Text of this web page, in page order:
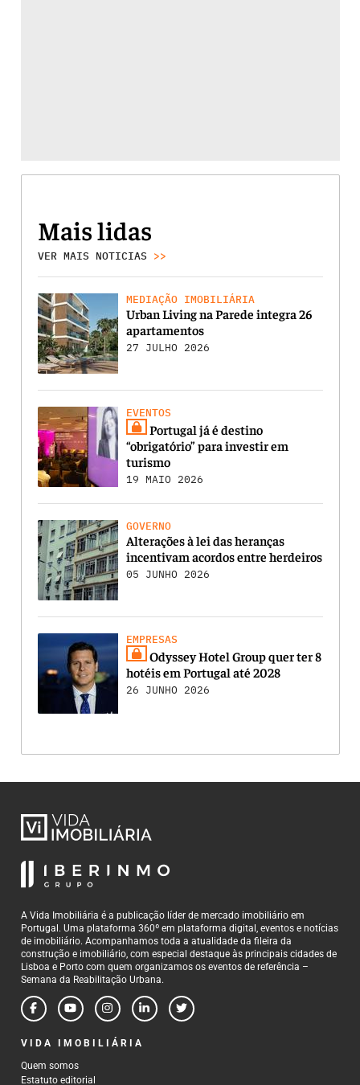
Mais lidas
VER MAIS NOTICIAS >>
MEDIAÇÃO IMOBILIÁRIA
Urban Living na Parede integra 26
apartamentos
27 JULHO 2026
EVENTOS
Portugal já é destino
“obrigatório” para investir em
turismo
19 MAIO 2026
GOVERNO
Alterações à lei das heranças
incentivam acordos entre herdeiros
05 JUNHO 2026
EMPRESAS
Odyssey Hotel Group quer ter 8
hotéis em Portugal até 2028
26 JUNHO 2026
A Vida Imobiliária é a publicação líder de mercado imobiliário em
Portugal. Uma plataforma 360º em plataforma digital, eventos e notícias
de imobiliário. Acompanhamos toda a atualidade da fileira da
construção e imobiliário, com especial destaque às principais cidades de
Lisboa e Porto com quem organizamos os eventos de referência –
Semana da Reabilitação Urbana.
VIDA IMOBILIÁRIA
Quem somos
Estatuto editorial